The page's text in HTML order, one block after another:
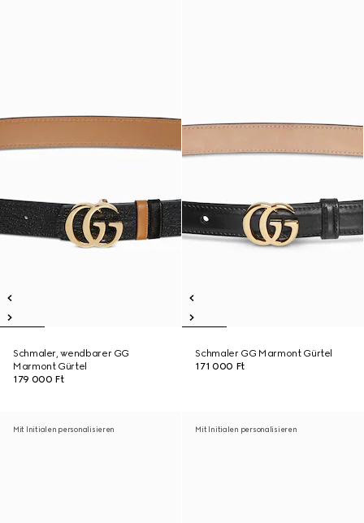
Schmaler, wendbarer GG
Marmont Gürtel
179 000 Ft
Schmaler GG Marmont Gürtel
171 000 Ft
Mit Initialen personalisieren Mit Initialen personalisieren